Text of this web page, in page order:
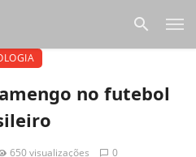
no futebol
650 visualizações 0